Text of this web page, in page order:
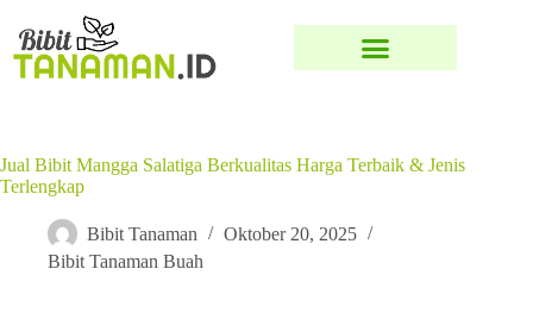
Jual Bibit Mangga Salatiga Berkualitas Harga Terbaik & Jenis
Terlengkap
Bibit Tanaman
Oktober 20, 2025
Bibit Tanaman Buah